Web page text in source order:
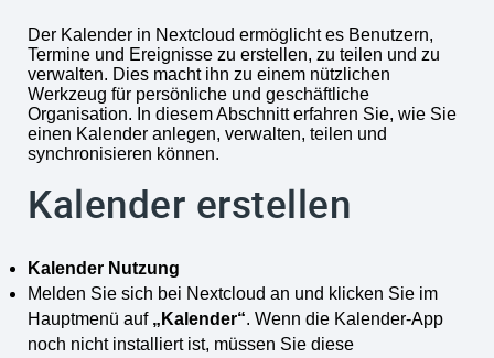
Der Kalender in Nextcloud ermöglicht es Benutzern,
Termine und Ereignisse zu erstellen, zu teilen und zu
verwalten. Dies macht ihn zu einem nützlichen
Werkzeug für persönliche und geschäftliche
Organisation. In diesem Abschnitt erfahren Sie, wie Sie
einen Kalender anlegen, verwalten, teilen und
synchronisieren können.
Kalender erstellen
Kalender Nutzung
Melden Sie sich bei Nextcloud an und klicken Sie im
Hauptmenü auf „Kalender“. Wenn die Kalender-App
noch nicht installiert ist, müssen Sie diese